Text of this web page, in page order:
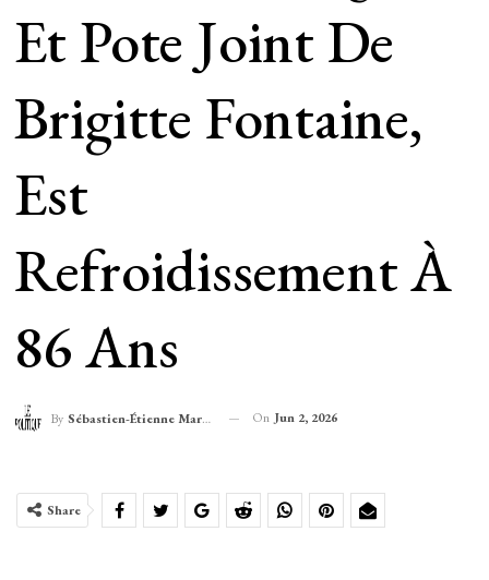
Et Pote Joint De
Brigitte Fontaine,
Est
Refroidissement À
86 Ans
By Sébastien-Étienne Marechal On Jun 2, 2026
Share